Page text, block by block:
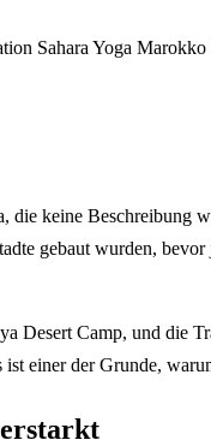
Sahara Yoga Marokko
die keine
gebaut wurden,
Desert Camp, und die
einer der Grunde,